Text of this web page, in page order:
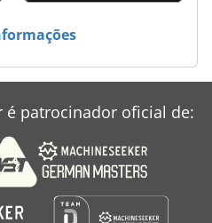
é patrocinador oficial de: